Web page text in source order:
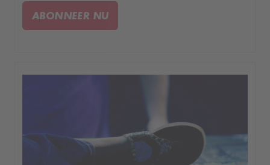
een luchtje aan zijn verdwijning te zitten.
ABONNEER NU